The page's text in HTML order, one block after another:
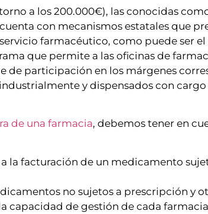
a los 200.000€), las conocidas
cuenta con mecanismos estatales que
farmacéutico, como puede ser
que permite a las oficinas de
de participación en los márgenes
y dispensados con
de una farmacia, debemos tener en
la facturación de un medicamento
no sujetos a prescripción y
de gestión de cada farmacia